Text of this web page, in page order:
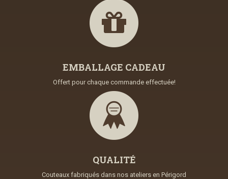
EMBALLAGE CADEAU
Offert pour chaque commande effectuée!
QUALITÉ
Couteaux fabriqués dans nos ateliers en Périgord